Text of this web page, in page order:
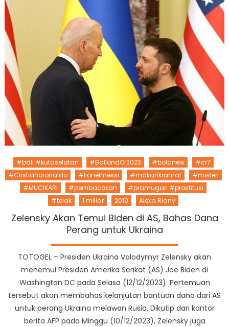
#bali #kutaselatan #BallondOr2023 #bolanew
#cr7
#Cristianoronaldo
#lionelmessi #makankramat
#misteri
#MUCIKARI
#pembacokan
#pramugari #prostitusi
#telak
1 miliar 2019 Alexa Riany
Zelensky Akan Temui Biden di AS, Bahas Dana
Perang untuk Ukraina
TOTOGEL – Presiden Ukraina Volodymyr Zelensky akan
menemui Presiden Amerika Serikat (AS) Joe Biden di
Washington DC pada Selasa (12/12/2023). Pertemuan
tersebut akan membahas kelanjutan bantuan dana dari AS
untuk perang Ukraina melawan Rusia. Dikutip dari kantor
berita AFP pada Minggu (10/12/2023), Zelensky juga